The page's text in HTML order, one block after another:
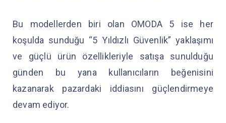
Bu modellerden biri olan OMODA 5 ise her
koşulda sunduğu “5 Yıldızlı Güvenlik” yaklaşımı
ve güçlü ürün özellikleriyle satışa sunulduğu
günden bu yana kullanıcıların beğenisini
kazanarak pazardaki iddiasını güçlendirmeye
devam ediyor.